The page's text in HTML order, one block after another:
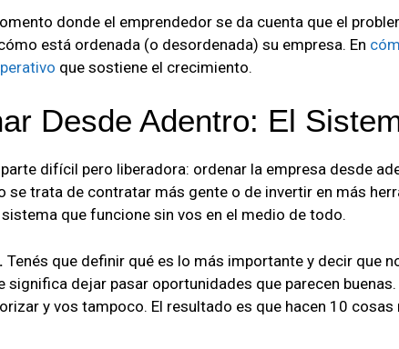
donde el emprendedor se da cuenta que el
está ordenada (o desordenada) su empresa. En
que sostiene el crecimiento.
Desde Adentro: El
difícil pero liberadora: ordenar la empresa desde
se trata de contratar más gente o de invertir en más
que funcione sin vos en el medio de todo.
Tenés que definir qué es lo más importante y decir que
significa dejar pasar oportunidades que parecen
y vos tampoco. El resultado es que hacen 10 cosas